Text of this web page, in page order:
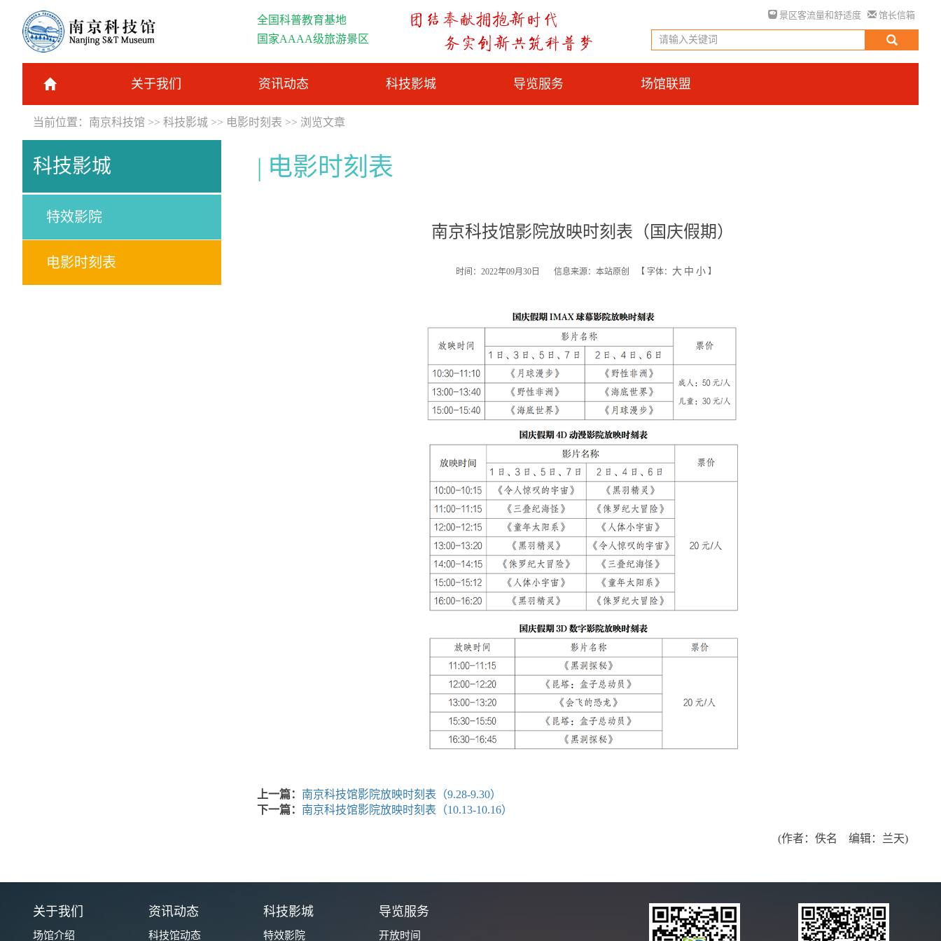
全国科普教育基地
国家AAAA级旅游景区
景区客流量和舒适度 馆长信箱
关于我们 资讯动态 科技影城 导览服务 场馆联盟
当前位置： 南京科技馆 >> 科技影城 >> 电影时刻表 >> 浏览文章
科技影城
特效影院
电影时刻表
电影时刻表
南京科技馆影院放映时刻表（国庆假期）
时间：2022年09月30日 信息来源：本站原创 【 字体： 大 中 小 】
上一篇： 南京科技馆影院放映时刻表（9.28-9.30）
下一篇： 南京科技馆影院放映时刻表（10.13-10.16）
(作者：佚名 编辑：兰天)
关于我们
场馆介绍
资讯动态
科技馆动态
科技影城
特效影院
导览服务
开放时间